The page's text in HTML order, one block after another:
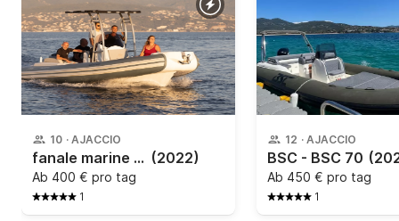
10 · AJACCIO
fanale marine - falchettu (2022)
Ab 400 € pro tag
1
12 · AJACCIO
BSC - BSC 70
Ab 450 € pro tag
1